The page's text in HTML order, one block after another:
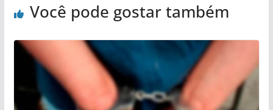
Você pode gostar também